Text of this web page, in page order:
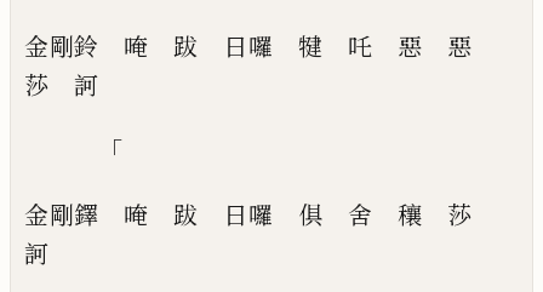
金剛鈴 唵 跋 日囉 犍 吒 惡
惡
莎
訶
「
金剛鐸 唵 跋 日囉 俱 舍 穰
莎
訶